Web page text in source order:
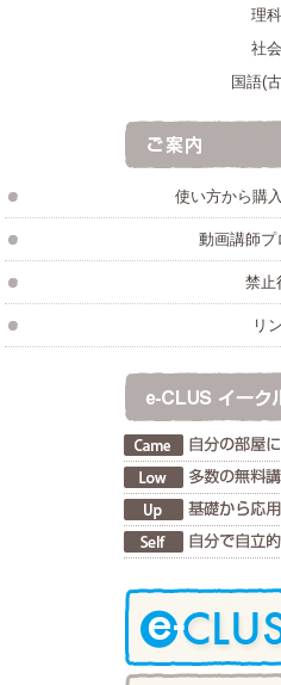
理科
社会
国語(
使い方から購
動画講師プ
禁止
リ